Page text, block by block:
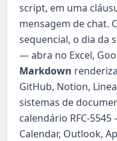
script, em uma
mensagem de chat.
sequencial, o dia da
— abra no Excel,
Markdown
GitHub, Notion,
sistemas de
calendário RFC-
Calendar, Outlook,